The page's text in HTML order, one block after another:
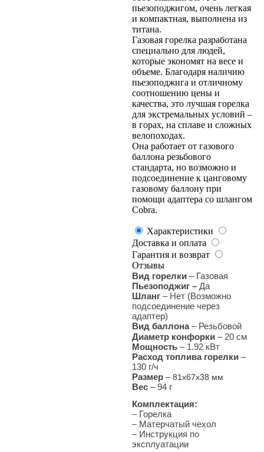
пьезоподжигом, очень легкая
и компактная, выполнена из
титана.
Газовая горелка разработана
специально для людей,
которые экономят на весе и
объеме. Благодаря наличию
пьезоподжига и отличному
соотношению цены и
качества, это лучшая горелка
для экстремальных условий –
в горах, на сплаве и сложных
велопоходах.
Она работает от газового
баллона резьбового
стандарта, но возможно и
подсоединение к цанговому
газовому баллону при
помощи адаптера со шлангом
Cobra.
Характеристики
Доставка и оплата
Гарантия и возврат
Отзывы
Вид горелки – Газовая
Пьезоподжиг – Да
Шланг – Нет (Возможно
подсоединение через
адаптер)
Вид баллона– Резьбовой
Диаметр конфорки – 20 см
Мощность – 1.92 кВт
Расход топлива горелки –
130 г/ч
Размер –81x67x38 мм
Вес – 94 г
Комплектация:
– Горелка
– Матерчатый чехол
– Инструкция по
эксплуатации